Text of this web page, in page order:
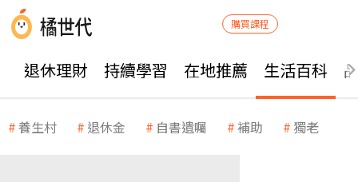
購買課程
退休理財 持續學習 在地推薦 生活百科
養生村 退休金 自書遺囑 補助 獨老